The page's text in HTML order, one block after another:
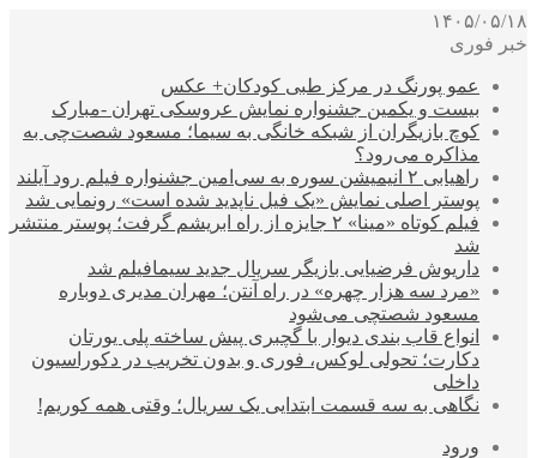
۱۴۰۵/۰۵/۱۸
خبر فوری
عمو پورنگ در مرکز طبی کودکان+ عکس
بیست و یکمین جشنواره نمایش عروسکی تهران -مبارک
کوچ بازیگران از شبکه خانگی به سیما؛ مسعود شصت‌چی به
مذاکره می‌رود؟
راهیابی ۲ انیمیشن سوره به سی‌امین جشنواره فیلم رود آیلند
پوستر اصلی نمایش «یک فیل ناپدید شده است» رونمایی شد
فیلم کوتاه «مینا» ۲ جایزه از راه ابریشم گرفت؛ پوستر منتشر
شد
داریوش فرضیایی بازیگر سریال جدید سیمافیلم شد
«مرد سه هزار چهره» در راه آنتن؛ مهران مدیری دوباره
مسعود شصتچی می‌شود
انواع قاب بندی دیوار با گچبری پیش ساخته پلی یورتان
دکارت؛ تحولی لوکس، فوری و بدون تخریب در دکوراسیون
داخلی
نگاهی به سه قسمت ابتدایی یک سریال؛ وقتی همه کوریم!
ورود